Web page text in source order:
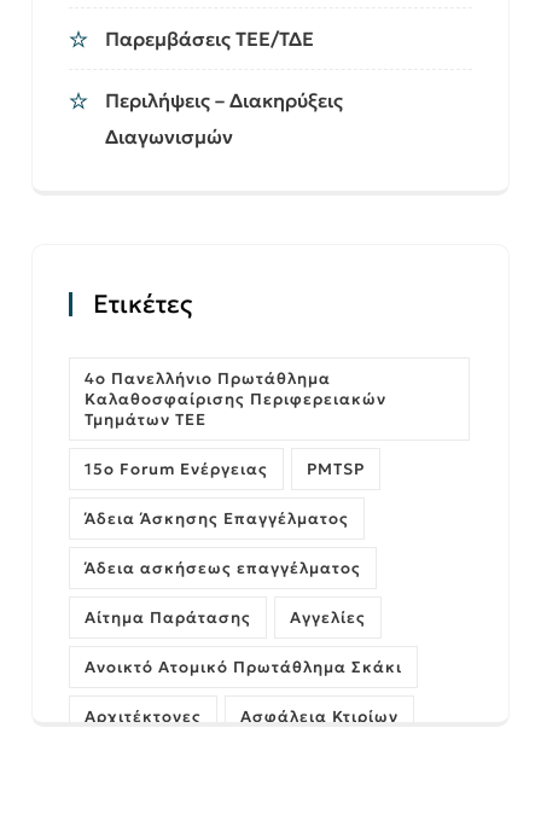
Παρεμβάσεις ΤΕΕ/ΤΔΕ
Περιλήψεις – Διακηρύξεις
Διαγωνισμών
Ετικέτες
4ο Πανελλήνιο Πρωτάθλημα
Καλαθοσφαίρισης Περιφερειακών
Τμημάτων ΤΕΕ
15ο Forum Ενέργειας PMTSP
Άδεια Άσκησης Επαγγέλματος
Άδεια ασκήσεως επαγγέλματος
Αίτημα Παράτασης Αγγελίες
Ανοικτό Ατομικό Πρωτάθλημα Σκάκι
Αρχιτέκτονες Ασφάλεια Κτιρίων